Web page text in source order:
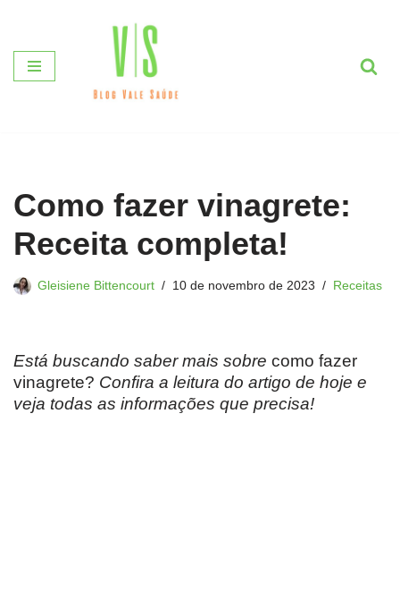
Pular
para
Como fazer vinagrete:
Receita completa!
Gleisiene Bittencourt 10 de novembro de 2023 Receitas
Está buscando saber mais sobre como fazer
vinagrete? Confira a leitura do artigo de hoje e
veja todas as informações que precisa!